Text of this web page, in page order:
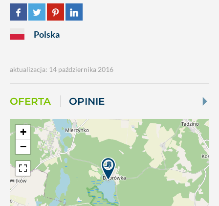
Polska
aktualizacja: 14 października 2016
OFERTA OPINIE
+
−